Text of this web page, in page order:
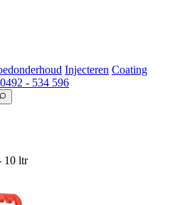
Injecteren Coating
0492 - 534 596
10 ltr